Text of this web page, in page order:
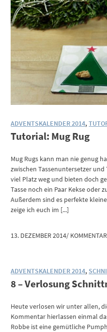
ADVENTSKALENDER 2014,
Tutorial: Mug Rug
Mug Rugs kann man nie genug
zwischen Tassenuntersetzer
viel Platz weg und bieten doch
Tasse noch ein Paar Kekse oder
Außerdem sind es perfekte
zeige ich euch im [...]
13. DEZEMBER 2014/
ADVENTSKALENDER 2014,
8 – Verlosung
Heute verlosen wir unter allen,
Kommentar hierlassen einmal
Robbe ist eine gemütliche